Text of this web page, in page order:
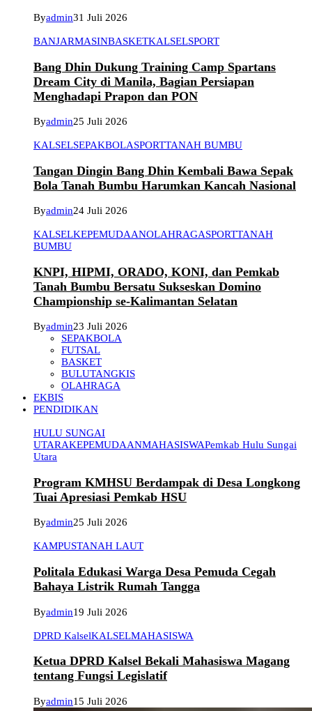
Byadmin31 Juli 2026
BANJARMASINBASKETKALSELSPORT
Bang Dhin Dukung Training Camp Spartans
Dream City di Manila, Bagian Persiapan
Menghadapi Prapon dan PON
Byadmin25 Juli 2026
KALSELSEPAKBOLASPORTTANAH BUMBU
Tangan Dingin Bang Dhin Kembali Bawa Sepak
Bola Tanah Bumbu Harumkan Kancah Nasional
Byadmin24 Juli 2026
KALSELKEPEMUDAANOLAHRAGASPORTTANAH
BUMBU
KNPI, HIPMI, ORADO, KONI, dan Pemkab
Tanah Bumbu Bersatu Sukseskan Domino
Championship se-Kalimantan Selatan
Byadmin23 Juli 2026
SEPAKBOLA
FUTSAL
BASKET
BULUTANGKIS
OLAHRAGA
EKBIS
PENDIDIKAN
HULU SUNGAI
UTARAKEPEMUDAANMAHASISWAPemkab Hulu Sungai
Utara
Program KMHSU Berdampak di Desa Longkong
Tuai Apresiasi Pemkab HSU
Byadmin25 Juli 2026
KAMPUSTANAH LAUT
Politala Edukasi Warga Desa Pemuda Cegah
Bahaya Listrik Rumah Tangga
Byadmin19 Juli 2026
DPRD KalselKALSELMAHASISWA
Ketua DPRD Kalsel Bekali Mahasiswa Magang
tentang Fungsi Legislatif
Byadmin15 Juli 2026